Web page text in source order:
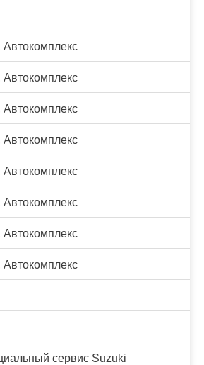
Автокомплекс
Автокомплекс
Автокомплекс
Автокомплекс
Автокомплекс
Автокомплекс
Автокомплекс
Автокомплекс
сервис Suzuki